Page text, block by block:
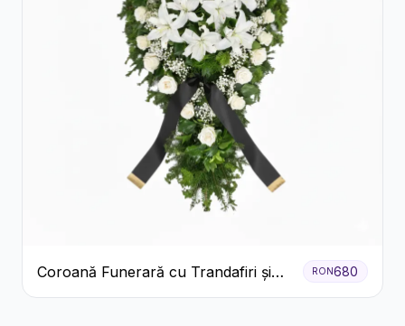
Coroană Funerară cu Trandafiri și
Crini
RON680